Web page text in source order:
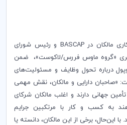
مالکان درBASCAP و رئیس شورای
«گروه ماوس فررس/لاکوست»، ضمن
درباره تحول وظایف و مسئولیت‌های
«صاحبان دارایی و مالکان، نقش مهمی
تأمین جهانی دارند و اغلب مالکان شرکای
به کسب و کار با مرتکبین جرایم
با این‌حال، برخی از این مالکان، دانسته یا